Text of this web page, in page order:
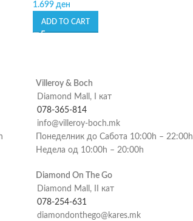
1.699 ден
ADD TO CART
Villeroy & Boch
Diamond Mall, I кат
078-365-814
info@villeroy-boch.mk
Понеделник до Сабота 10:00h – 22:00h
Недела од 10:00h – 20:00h
Diamond On The Go
Diamond Mall, II кат
078-254-631
diamondonthego@kares.mk